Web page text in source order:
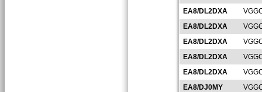
EA8/DL2DXA
EA8/DL2DXA
EA8/DL2DXA
EA8/DL2DXA
EA8/DL2DXA
EA8/DJ0MY